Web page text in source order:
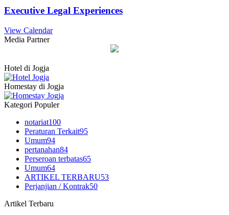
Executive Legal Experiences
View Calendar
Media Partner
Hotel di Jogja
Homestay di Jogja
Kategori Populer
notariat100
Peraturan Terkait95
Umum94
pertanahan84
Perseroan terbatas65
Umum64
ARTIKEL TERBARU53
Perjanjian / Kontrak50
Artikel Terbaru